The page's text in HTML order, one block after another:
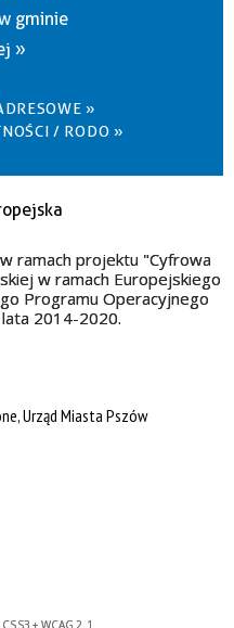
gminie
»
»
/ RODO »
ramach projektu "Cyfrowa
w ramach Europejskiego
Programu Operacyjnego
2014-2020.
Urząd Miasta Pszów
CSS3 + WCAG 2.1